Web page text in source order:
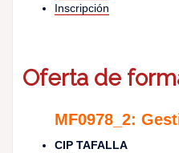
Inscripción
Oferta de
MF0978_2:
CIP TAFALLA